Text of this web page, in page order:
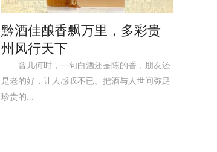
黔酒佳酿香飘万里，多彩贵
州风行天下
曾几何时，一句白酒还是陈的香，朋友还
是老的好，让人感叹不已。把酒与人世间弥足
珍贵的...